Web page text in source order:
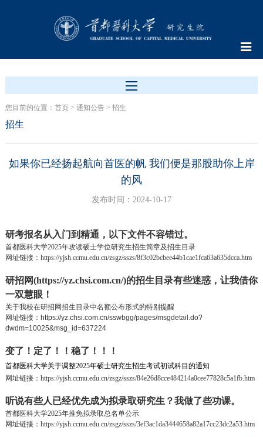
您目前的位置： 首页> 通知公告> 招生
招生
如果你已经扬起航向首医的帆 我们便是那股助你上岸
的风
发布时间：2024-10-17
研考报名从入门到精通，以下文件不容错过。
首都医科大学2025年攻读硕士学位研究生招生简章及招生目录
网址链接： https://yjsh.ccmu.edu.cn/zsgz/sszs/8f3c02bcbee44b1cae1fca63a635dcca.htm
研招网(https://yz.chsi.com.cn/)的招生目录有些迷惑，让我借你
一双慧眼！
关于我校在研招网招生目录中名额公布形式的特别提醒
网址链接： https://yz.chsi.com.cn/sswbgg/pages/msgdetail.do?
dwdm=10025&msg_id=637224
变了！定了！！稳了！！！
首都医科大学关于调整2025年硕士研究生招生考试初试科目的通知
网址链接： https://yjsh.ccmu.edu.cn/zsgz/sszs/84e26d8cce484214a0cee77828c5a1fb.htm
听说有些人已经优先成为拟录取研究生？我做了些功课。
首都医科大学2025年推免拟录取总名单公示
网址链接： https://yjsh.ccmu.edu.cn/zsgz/sszs/3ef3ac1da3444658a82a17cc23dc2a53.htm